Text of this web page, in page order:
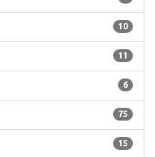
10
11
6
75
15